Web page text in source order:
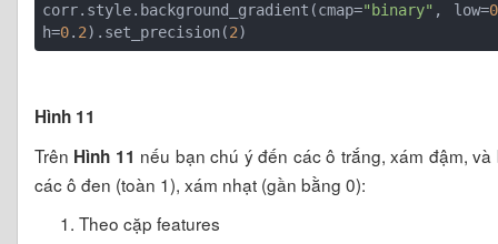
corr.style.background_gradient(cmap="binary" , low=0
h=0. 2).set_precision(2
Hình 11
Trên Hình 11 nếu bạn chú ý đến các ô trắng, xám đậm, và
các ô đen (toàn 1), xám nhạt (gần bằng 0):
Theo cặp features